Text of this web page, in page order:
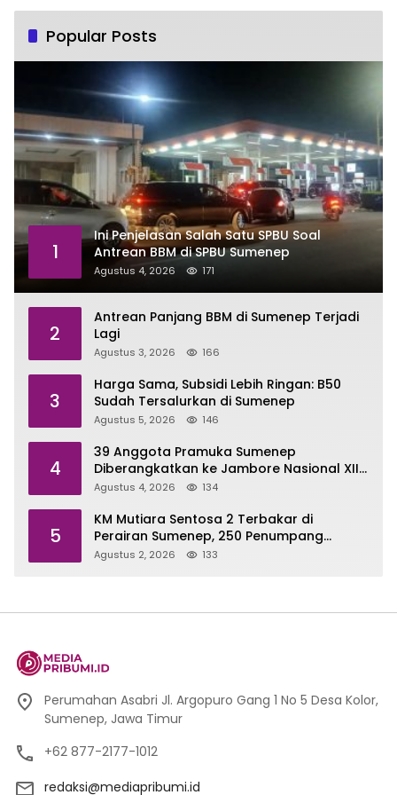
Popular Posts
1
Ini Penjelasan Salah Satu SPBU Soal
Antrean BBM di SPBU Sumenep
Agustus 4, 2026 171
2
Antrean Panjang BBM di Sumenep Terjadi
Lagi
Agustus 3, 2026 166
3
Harga Sama, Subsidi Lebih Ringan: B50
Sudah Tersalurkan di Sumenep
Agustus 5, 2026 146
4
39 Anggota Pramuka Sumenep
Diberangkatkan ke Jambore Nasional XII
di Cibubur
Agustus 4, 2026 134
5
KM Mutiara Sentosa 2 Terbakar di
Perairan Sumenep, 250 Penumpang
Dievakuasi
Agustus 2, 2026 133
Perumahan Asabri Jl. Argopuro Gang 1 No 5 Desa Kolor,
Sumenep, Jawa Timur
+62 877-2177-1012
redaksi@mediapribumi.id